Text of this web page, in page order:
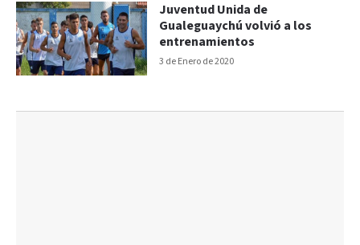
3 de Enero de 2020
Juventud Unida de
Gualeguaychú volvió a los
entrenamientos